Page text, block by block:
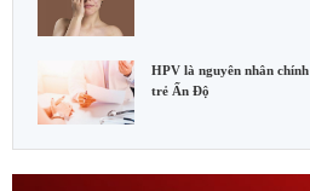
HPV là nguyên nhân
trẻ Ấn Độ